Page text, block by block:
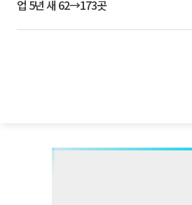
업 5년 새 62→173곳